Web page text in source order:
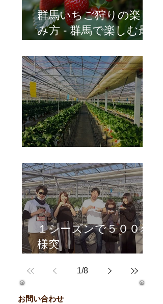
群馬いちご狩りの楽し
み方 - 群馬で楽しむ最
１シーズンで５００名
様突
人気のいちご大福体験♪
1/8
お問い合わせ